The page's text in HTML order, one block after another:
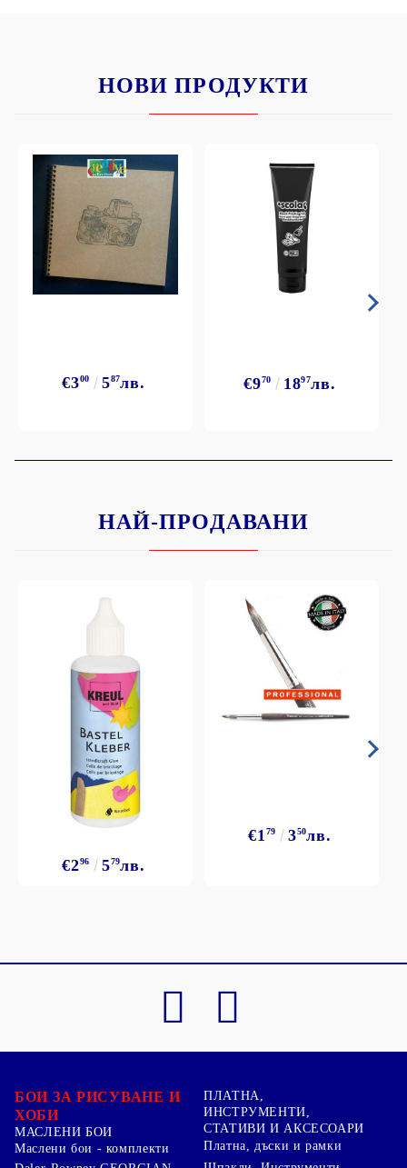
НОВИ ПРОДУКТИ
€300 587лв. €970 1897лв.
НАЙ-ПРОДАВАНИ
€296 579лв.
€179 350лв.
БОИ ЗА РИСУВАНЕ И
ХОБИ
МАСЛЕНИ БОИ
Маслени бои - комплекти
ПЛАТНА,
ИНСТРУМЕНТИ,
СТАТИВИ И АКСЕСОАРИ
Платна, дъски и рамки